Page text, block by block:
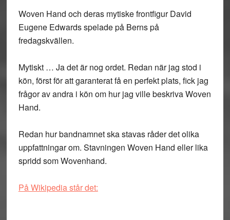
Woven Hand och deras mytiske frontfigur David
Eugene Edwards spelade på Berns på
fredagskvällen.
Mytiskt … Ja det är nog ordet. Redan när jag stod i
kön, först för att garanterat få en perfekt plats, fick jag
frågor av andra i kön om hur jag ville beskriva Woven
Hand.
Redan hur bandnamnet ska stavas råder det olika
uppfattningar om. Stavningen Woven Hand eller lika
spridd som Wovenhand.
På Wikipedia står det: